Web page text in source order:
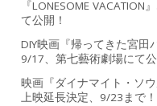
『LONESOME
て公開！
DIY映画『帰ってきた宮田
9/17、第七藝術劇場にて公
映画『ダイナマイト・ソ
上映延長決定、9/23まで